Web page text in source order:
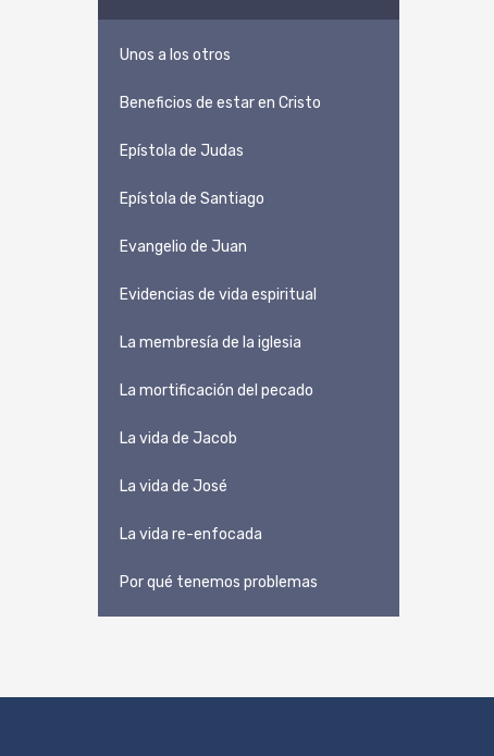
Unos a los otros
Beneficios de estar en Cristo
Epístola de Judas
Epístola de Santiago
Evangelio de Juan
Evidencias de vida espiritual
La membresía de la iglesia
La mortificación del pecado
La vida de Jacob
La vida de José
La vida re-enfocada
Por qué tenemos problemas